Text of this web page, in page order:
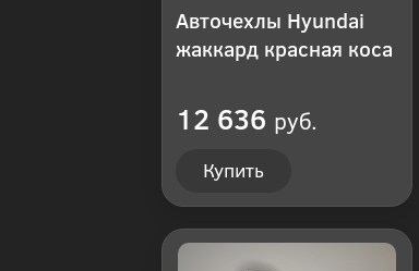
Авточехлы Hyundai
жаккард красная коса
12 636 руб.
Купить